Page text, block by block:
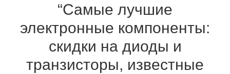
“Самые лучшие
электронные компоненты:
скидки на диоды и
транзисторы, известные